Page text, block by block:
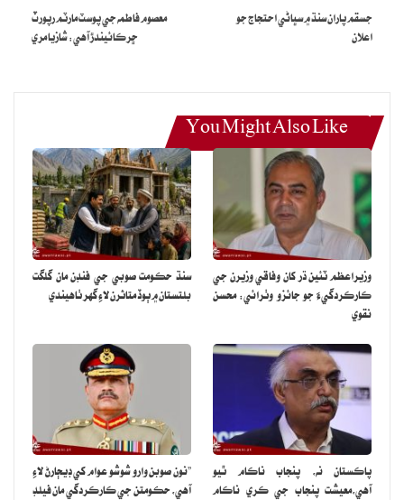
جسقم پاران سنڌ ۾ سڀاڻي احتجاج جو
اعلان
معصوم فاطمه جي پوسٽ مارٽم رپورٽ
ڇرڪائيندڙ آهي: شازيا مري
You Might Also Like
وزيراعظم ٽئين ڌر کان وفاقي وزيرن جي
ڪارڪردگيءَ جو جائزو وٺرائي: محسن
نقوي
سنڌ حڪومت صوبي جي فنڊن مان گلگت
بلتستان ۾ ٻوڏ متاثرن لاءِ گهر ٺاهيندي
پاڪستان نه، پنجاب ناڪام ٿيو
آهي،معيشت پنجاب جي ڪري ناڪام
”نون صوبن وارو شوشو عوام کي ڊيڄارڻ لاءِ
آهي، حڪومتن جي ڪارڪردگي مان فيلڊ